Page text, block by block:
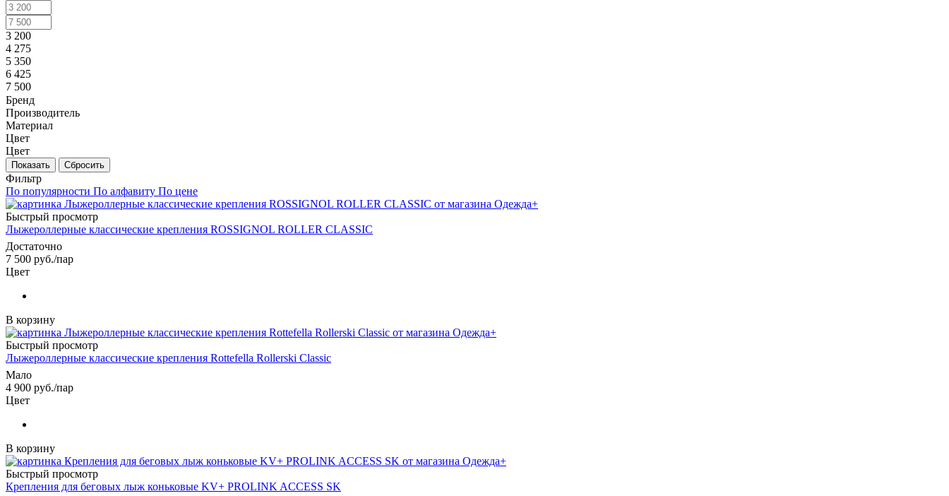
3 200
4 275
5 350
6 425
7 500
Бренд
Производитель
Материал
Цвет
Цвет
Показать Сбросить
Фильтр
По популярности По алфавиту По цене
Быстрый просмотр
Лыжероллерные классические крепления ROSSIGNOL ROLLER CLASSIC
Достаточно
7 500 руб./пар
Цвет
В корзину
Быстрый просмотр
Лыжероллерные классические крепления Rottefella Rollerski Classic
Мало
4 900 руб./пар
Цвет
В корзину
Быстрый просмотр
Крепления для беговых лыж коньковые KV+ PROLINK ACCESS SK